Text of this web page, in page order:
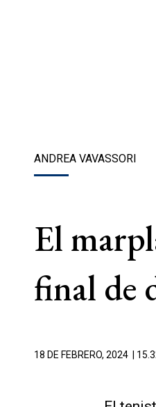
ANDREA VAVASSORI
El
final de
18 DE FEBRERO, 2024 |